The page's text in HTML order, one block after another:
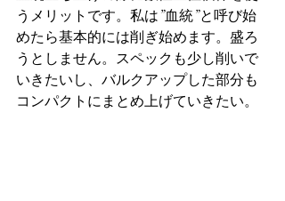
うメリットです。私は”血統”と呼び始
めたら基本的には削ぎ始めます。盛ろ
うとしません。スペックも少し削いで
いきたいし、バルクアップした部分も
コンパクトにまとめ上げていきたい。